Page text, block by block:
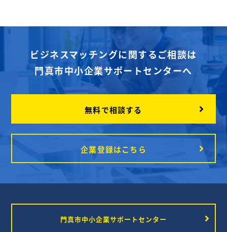
ビジネスマッチングに関するご相談は
門真市中小企業サポートセンターへ
無料で相談する
企業登録はこちら
門真市中小企業サポートセンター